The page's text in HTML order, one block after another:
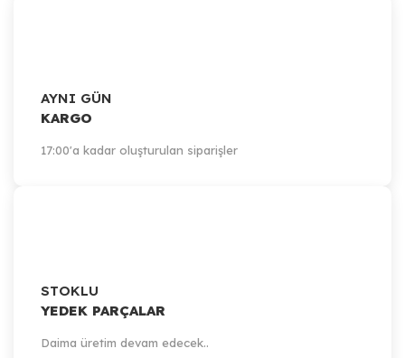
AYNI GÜN
KARGO
17:00'a kadar oluşturulan siparişler
STOKLU
YEDEK PARÇALAR
Daima üretim devam edecek..